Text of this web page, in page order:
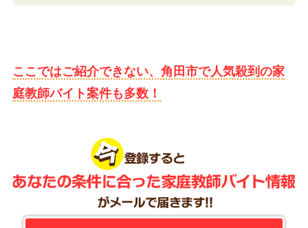
ここではご紹介できない、角田市で人気殺到の家
庭教師バイト案件も多数！